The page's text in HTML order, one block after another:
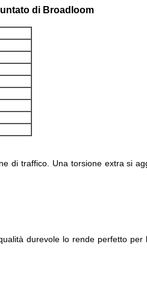
di Broadloom
di traffico. Una torsione extra si
durevole lo rende perfetto per